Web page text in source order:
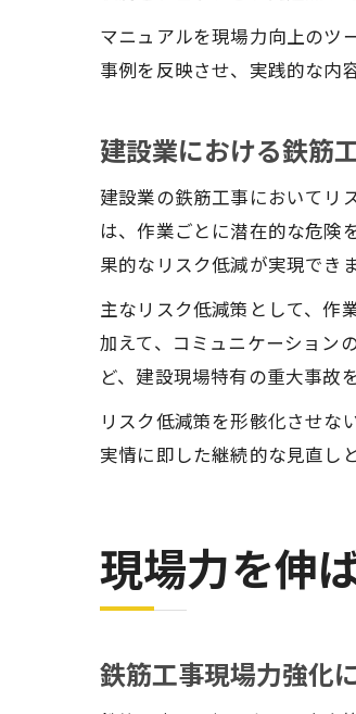
マニュアルを現場力向上のツ
事例を反映させ、実践的な内
建設業における鉄筋
建設業の鉄筋工事においてリ
は、作業ごとに潜在的な危険
果的なリスク低減が実現できま
主なリスク低減策として、作
加えて、コミュニケーション
ど、建設現場特有の重大事故
リスク低減策を形骸化させな
実情に即した継続的な見直し
現場力を伸
鉄筋工事現場力強化